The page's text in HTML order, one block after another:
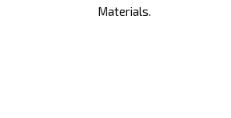
Materials.